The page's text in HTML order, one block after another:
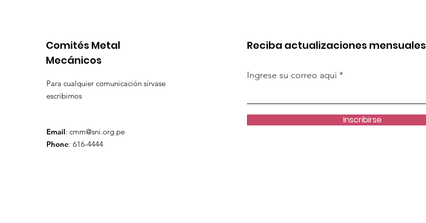
Comités Metal
Mecánicos
Para cualquier comunicación sírvase
escribirnos
Email: cmm@sni.org.pe
Phone: 616-4444
Reciba actualizaciones mensuales
Ingrese su correo aqui
Inscribirse